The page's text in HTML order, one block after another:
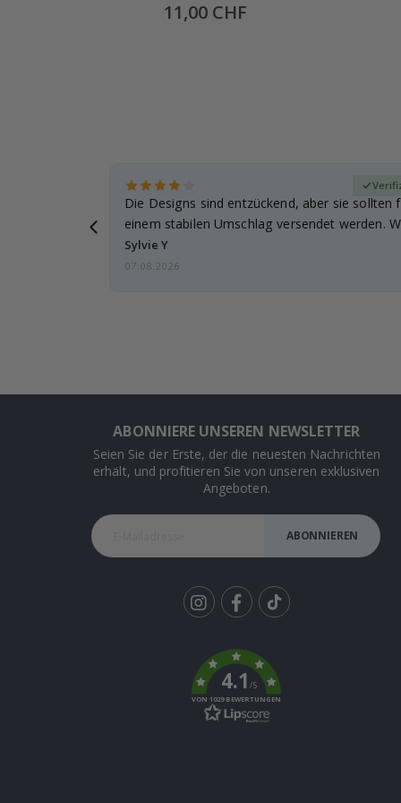
Special
Price
11,00 CHF
Die Designs sind entzückend, aber sie sollten
einem stabilen Umschlag versendet werden.
Sylvie Y
07.08.2026
ABONNIERE UNSEREN NEWSLETTER
Seien Sie der Erste, der die neuesten Nachrichten
erhält, und profitieren Sie von unseren exklusiven
Angeboten.
ABONNIEREN
k
4.1/5
VON 1029 BEWERTUNGEN